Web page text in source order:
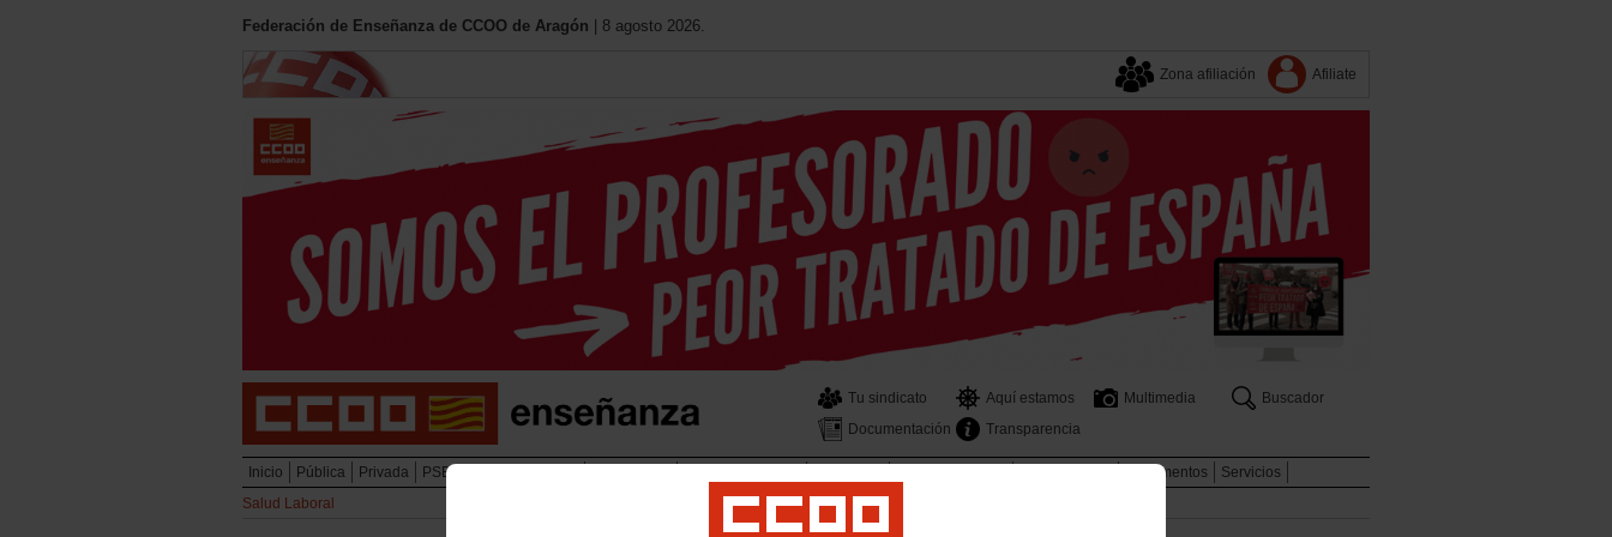
Federación de Enseñanza de CCOO de Aragón | 8 agosto 2026.
Zona afiliación Afiliate
Tu sindicato Aquí estamos Multimedia
Buscador
Documentación
Transparencia
Inicio Pública Privada PSEC Personal Laboral Documentos
Servicios
Salud Laboral